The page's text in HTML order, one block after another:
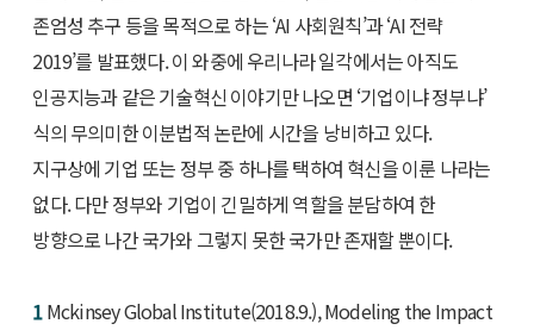
존엄성 추구 등을 목적으로 하는 ‘AI 사회원칙’과 ‘AI 전략
2019’를 발표했다. 이 와중에 우리나라 일각에서는 아직도
인공지능과 같은 기술혁신 이야기만 나오면 ‘기업이냐 정부냐’
식의 무의미한 이분법적 논란에 시간을 낭비하고 있다.
지구상에 기업 또는 정부 중 하나를 택하여 혁신을 이룬 나라는
없다. 다만 정부와 기업이 긴밀하게 역할을 분담하여 한
방향으로 나간 국가와 그렇지 못한 국가만 존재할 뿐이다.
1Mckinsey Global Institute(2018.9.), Modeling the Impact